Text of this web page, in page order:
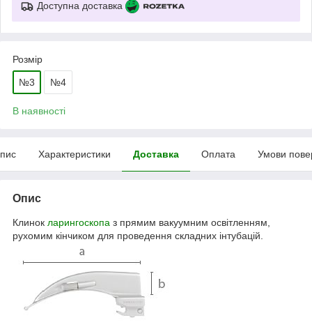
Доступна доставка
Розмір
№3 №4
В наявності
Характеристики Доставка Оплата Умови
Опис
Клинок ларингоскопа з прямим вакуумним освітленням,
рухомим кінчиком для проведення складних інтубацій.